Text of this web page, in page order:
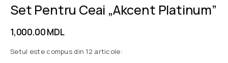
Set Pentru Ceai „Akcent Platinum”
1,000.00MDL
Setul este compus din 12 articole: